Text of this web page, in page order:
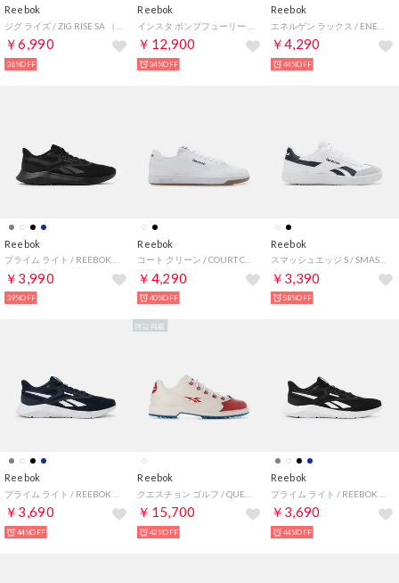
Reebok
￥6,990
36%OFF
Reebok
￥12,900
34%OFF
Reebok
エネルゲン ラックス / ENERGEN LUX SA （ブラック/ブラック）
￥4,290
44%OFF
Reebok
￥3,990
39%OFF
Reebok
￥4,290
40%OFF
Reebok
スマッシュエッジ S / SMASH EDGE S （フットウェアホワイト）
￥3,390
58%OFF
Reebok
￥3,690
44%OFF
Reebok
￥15,700
雑誌掲載
42%OFF
Reebok
￥3,690
44%OFF